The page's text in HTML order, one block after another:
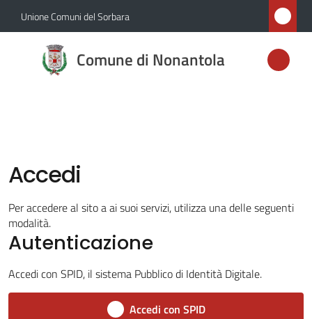
Vai al contenuto
Vai alla navigazione
Vai al footer
Unione Comuni del Sorbara
Comune di Nonantola
Comune di
Nonantola
Novità
Menu selezionato
Servizi
Vivere
Nonantola
Accedi
Per accedere al sito a ai suoi servizi, utilizza una delle seguenti
modalità.
Autenticazione
Accedi con SPID, il sistema Pubblico di Identità Digitale.
Accedi con SPID